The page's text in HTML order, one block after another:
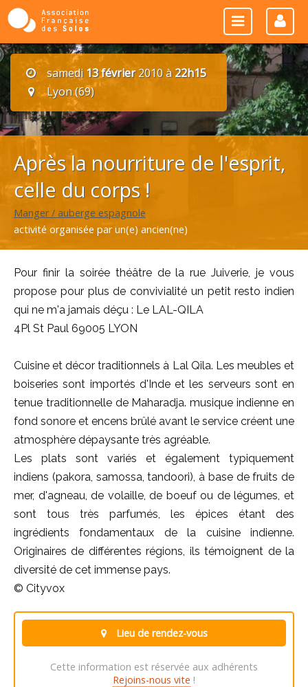
samedi 13 février2010 à 22h15
Lyon (69)
Après la nourriture de l'esprit,
celle du corps !
Manger / auberge espagnole
activité organisée par un(e) ancien(ne)
Pour finir la soirée théâtre de la rue Juiverie, je vous
propose pour plus de convivialité un petit resto indien
qui ne m'a jamais déçu : Le LAL-QILA
4Pl St Paul 69005 LYON
Cuisine et décor traditionnels à Lal Qila. Les meubles et
boiseries sont importés d'Inde et les serveurs sont en
tenue traditionnelle de Maharadja. musique indienne en
fond sonore et encens brûlé avant le service créent une
atmosphère dépaysante très agréable.
Les plats sont variés et également typiquement
indiens (pakora, samossa, tandoori), à base de fruits de
mer, d'agneau, de volaille, de boeuf ou de légumes, et
sont tous très parfumés, les épices étant des
ingrédients fondamentaux de la cuisine indienne.
Originaires de différentes régions, ils témoignent de la
diversité de cet immense pays.
© Cityvox
Lieu de rendez-vous
Cette information est réservée aux adhérents
Rejoins-nous vite !